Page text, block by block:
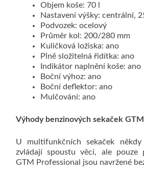
Objem koše: 70 l
Nastavení výšky: centrální,
Podvozek: ocelový
Průměr kol: 200/280 mm
Kuličková ložiska: ano
Plně složitelná řidítka: ano
Indikátor naplnění koše: ano
Boční výhoz: ano
Boční deflektor: ano
Mulčování: ano
Výhody benzinových sekaček
U multifunkčních sekaček
zvládají spoustu věcí, ale pouze
GTM Professional jsou navržené